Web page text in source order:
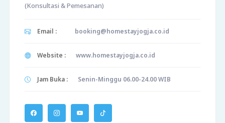
(Konsultasi & Pemesanan)
Email : booking@homestayjogja.co.id
Website : www.homestayjogja.co.id
Jam Buka : Senin-Minggu 06.00-24.00 WIB